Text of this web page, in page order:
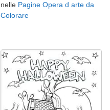
nelle Pagine Opera d arte da
Colorare